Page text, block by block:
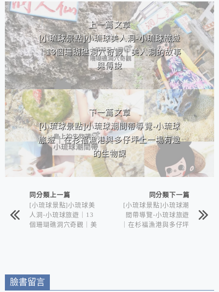
相連文章
上一篇文章
[小琉球景點]小琉球美人洞-小琉球旅遊
｜13個珊瑚礁洞穴奇觀｜美人洞的故事
與傳說
下一篇文章
[小琉球景點]小琉球潮間帶導覽-小琉球
旅遊｜在杉福漁港與多仔坪上一場有趣
的生物課
同分類上一篇
[小琉球景點]小琉球美
人洞-小琉球旅遊｜13
個珊瑚礁洞穴奇觀｜美
同分類下一篇
[小琉球景點]小琉球潮
間帶導覽-小琉球旅遊
｜在杉福漁港與多仔坪
臉書留言